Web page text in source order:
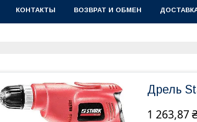
КОНТАКТЫ ВОЗВРАТ И ОБМЕН
Дрель
1 263,87